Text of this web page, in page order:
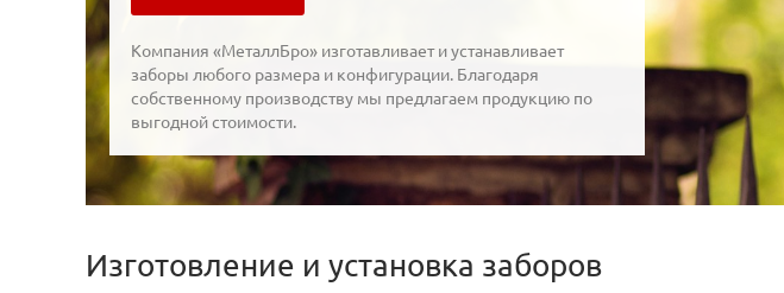
Компания «МеталлБро» изготавливает и устанавливает
заборы любого размера и конфигурации. Благодаря
собственному производству мы предлагаем продукцию по
выгодной стоимости.
Изготовление и установка заборов